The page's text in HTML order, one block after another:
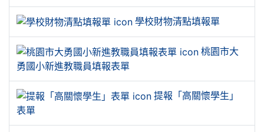
學校財物清點填報單
桃園市大
勇國小新進教職員填報表單
提報「高關懷學生」
表單